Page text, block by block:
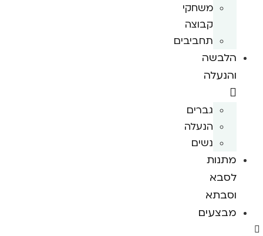
משחקי
קבוצה
תחביבים
הלבשה
והנעלה
גברים
הנעלה
נשים
מתנות
לסבא
וסבתא
מבצעים